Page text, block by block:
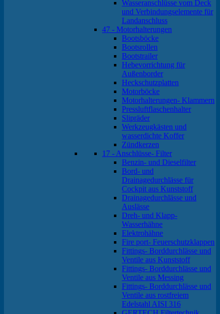
Wasseranschlüsse vom Deck
und Verbindungselemente für
Landanschluss
47 - Motorhalterungen
Bootsböcke
Bootsrollen
Bootstrailer
Hebevorrichtung für
Außenborder
Heckschutzplatten
Motorböcke
Motorhalterungen- Klammern
Pressluftflaschenhalter
Slipräder
Werkzeugkästen und
wasserdichte Koffer
Zündkerzen
17 - Anschlüsse- Filter
Benzin- und Dieselfilter
Bord- und
Drainagedurchlässe für
Cockpit aus Kunststoff
Drainagedurchlässe und
Auslässe
Dreh- und Klapp-
Wasserhähne
Elektrohähne
Fire port- Feuerschutzklappen
Fittings- Borddurchlässe und
Ventile aus Kunststoff
Fittings- Borddurchlässe und
Ventile aus Messing
Fittings- Borddurchlässe und
Ventile aus rostfreiem
Edelstahl AISI 316